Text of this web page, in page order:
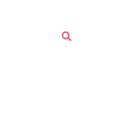
Rechercher